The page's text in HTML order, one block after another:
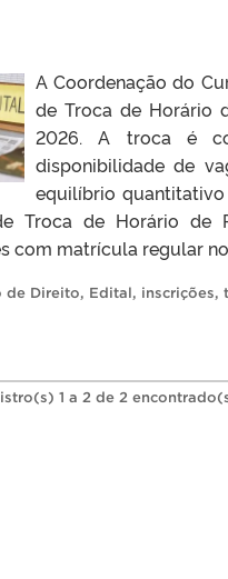
A Coordenação do
de Troca de Horário
2026. A troca é
disponibilidade de
equilíbrio
Troca de Horário de
com matrícula regular
de Direito, Edital, inscrições,
1 a 2 de 2